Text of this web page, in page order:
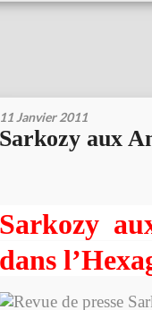
11 Janvier 2011
Sarkozy aux
Sarkozy
dans